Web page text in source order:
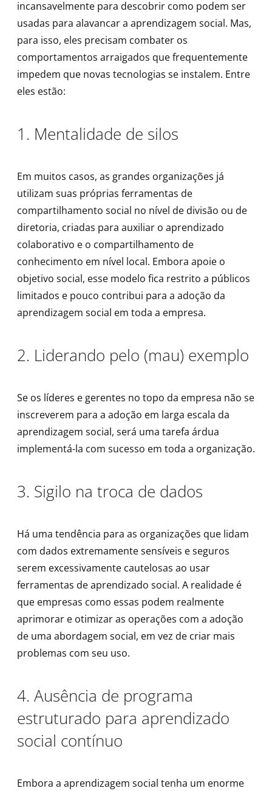
incansavelmente para descobrir como podem ser
usadas ​​para alavancar a aprendizagem social. Mas,
para isso, eles precisam combater os
comportamentos arraigados que frequentemente
impedem que novas tecnologias se instalem. Entre
eles estão:
1. Mentalidade de silos
Em muitos casos, as grandes organizações já
utilizam suas próprias ferramentas de
compartilhamento social no nível de divisão ou de
diretoria, criadas para auxiliar o aprendizado
colaborativo e o compartilhamento de
conhecimento em nível local. Embora apoie o
objetivo social, esse modelo fica restrito a públicos
limitados e pouco contribui para a adoção da
aprendizagem social em toda a empresa.
2. Liderando pelo (mau) exemplo
Se os líderes e gerentes no topo da empresa não se
inscreverem para a adoção em larga escala da
aprendizagem social, será uma tarefa árdua
implementá-la com sucesso em toda a organização.
3. Sigilo na troca de dados
Há uma tendência para as organizações que lidam
com dados extremamente sensíveis e seguros
serem excessivamente cautelosas ao usar
ferramentas de aprendizado social. A realidade é
que empresas como essas podem realmente
aprimorar e otimizar as operações com a adoção
de uma abordagem social, em vez de criar mais
problemas com seu uso.
4. Ausência de programa
estruturado para aprendizado
social contínuo
Embora a aprendizagem social tenha um enorme